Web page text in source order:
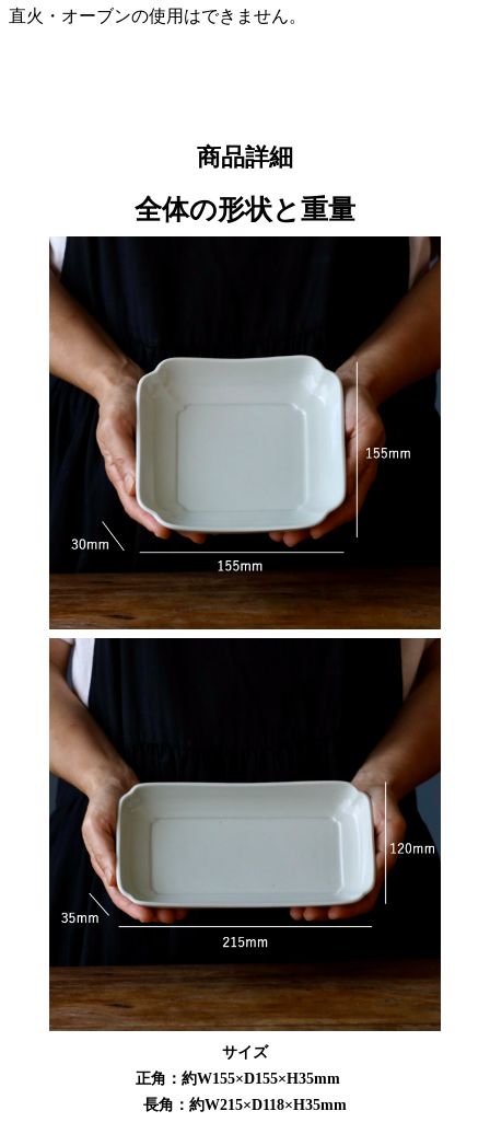
直火・オーブンの使用はできません。
商品詳細
全体の形状と重量
サイズ
正角：約W155×D155×H35mm
長角：約W215×D118×H35mm